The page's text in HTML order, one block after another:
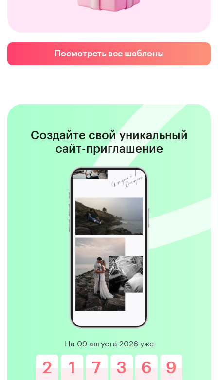
Посмотреть все шаблоны
Создайте свой уникальный
сайт-приглашение
На 09 августа 2026 уже
2 1 7 3 6 9